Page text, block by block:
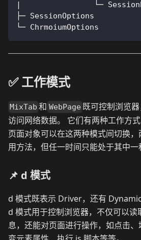
|                └─
├─ SessionOptions
└─ ChrmoiumOptions
✅️️ 工作模式
MixTab 和 WebPage 既可控制浏览
访问网络数据。 它们有两种工作方式
页面对象可以在这两种模式间切换
用方法，但任一时间只能处于其中一
📌 d 模式
d 模式既表示 Driver，还有 Dynamic
d 模式用于控制浏览器，不仅可以
息，还能对页面进行操作，如点击